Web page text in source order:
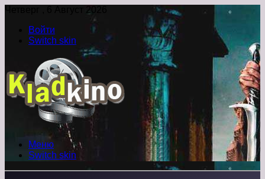
Четверг , 6 Август 2026
Войти
Switch skin
Меню
Switch skin